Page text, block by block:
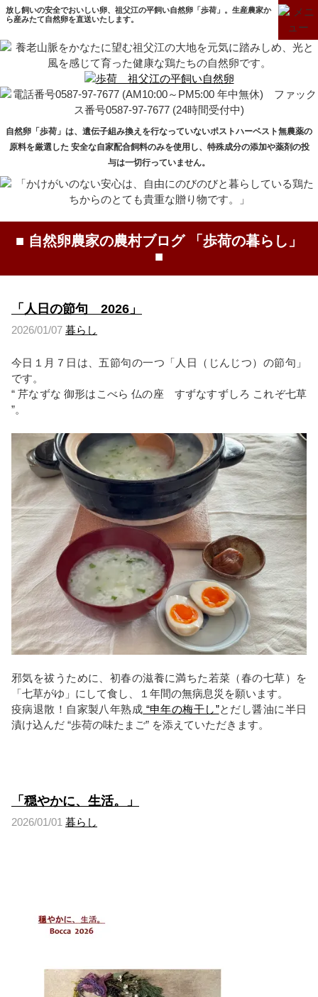
放し飼いの安全でおいしい卵、祖父江の平飼い自然卵「歩荷」。生産農家か
ら産みたて自然卵を直送いたします。
自然卵「歩荷」は、遺伝子組み換えを行なっていないポストハーベスト無農薬の
原料を厳選した 安全な自家配合飼料のみを使用し、特殊成分の添加や薬剤の投
与は一切行っていません。
■ 自然卵農家の農村ブログ 「歩荷の暮らし」
■
「人日の節句 2026」
2026/01/07 暮らし
今日１月７日は、五節句の一つ「人日（じんじつ）の節句」
です。
“ 芹なずな 御形はこべら 仏の座 すずなすずしろ これぞ七草
”。
邪気を祓うために、初春の滋養に満ちた若菜（春の七草）を
「七草がゆ」にして食し、１年間の無病息災を願います。
疫病退散！自家製八年熟成 “申年の梅干し”と だし醤油に半日
漬け込んだ “歩荷の味たまご” を添えていただきます。
「穏やかに、生活。」
2026/01/01 暮らし